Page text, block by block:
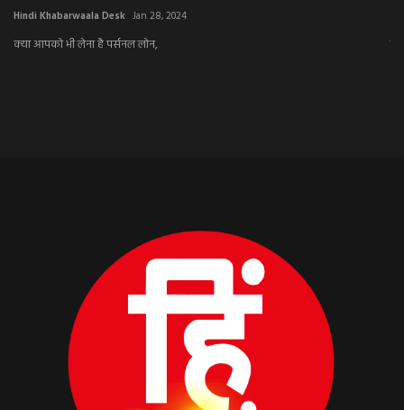
Hindi Khabarwaala Desk Sep 30, 2022
लाटरी के नाम पर गई महिला की जान, ठगों ने बनाया शिकार,